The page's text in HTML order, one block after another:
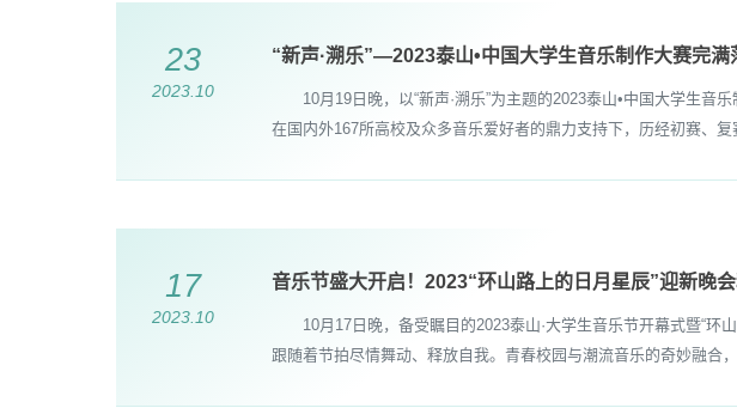
23
2023.10
“新声·溯乐”—2023泰山•中国大学生音乐制作大赛完满
10月19日晚，以“新声·溯乐”为主题的2023泰山•中国大学生音
在国内外167所高校及众多音乐爱好者的鼎力支持下，历经初赛、
17
2023.10
音乐节盛大开启！2023“环山路上的日月星辰”迎新晚
10月17日晚，备受瞩目的2023泰山·大学生音乐节开幕式暨“环
跟随着节拍尽情舞动、释放自我。青春校园与潮流音乐的奇妙融